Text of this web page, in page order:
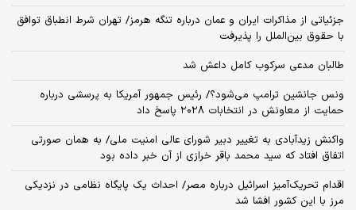
جزئیاتی از مذاکرات ایران و عمان درباره تنگه هرمز/ تهران شرط انطباق توافق
با حقوق بین‌الملل را پذیرفت
طالبان مدعی سرکوب کامل داعش شد
ونس جانشین ترامپ می‌شود؟/ رئیس جمهور آمریکا به پرسشی درباره
حمایت از معاونش در انتخابات ۲۰۲۸ پاسخ داد
واکنش زیدآبادی به تغییر دبیر شورای عالی امنیت ملی/ به همان صورتی
اتفاق افتاد که سید محمد باقر خرازی از آن خبر داده بود
اقدام تحریک‌آمیز اسرائیل درباره مصر/ احداث یک پایگاه نظامی در نزدیکی
مرز با این کشور افشا شد